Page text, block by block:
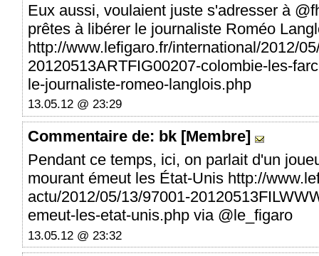
Eux aussi, voulaient juste s'adresser à
prêtes à libérer le journaliste Roméo
http://www.lefigaro.fr/international/2012/
20120513ARTFIG00207-colombie-les-
le-journaliste-romeo-langlois.php
13.05.12 @ 23:29
Commentaire de: bk [Membre]
Pendant ce temps, ici, on parlait d'un
mourant émeut les État-Unis http://
actu/2012/05/13/97001-
emeut-les-etat-unis.php via @le_figaro
13.05.12 @ 23:32